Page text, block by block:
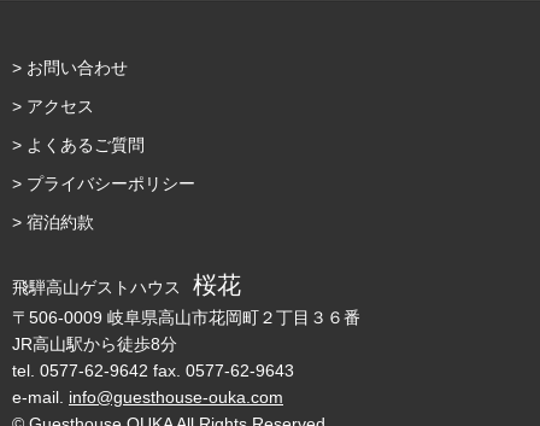
> お問い合わせ
> アクセス
> よくあるご質問
> プライバシーポリシー
> 宿泊約款
飛騨高山ゲストハウス 桜花
〒506-0009 岐阜県高山市花岡町２丁目３６番
JR高山駅から徒歩8分
tel. 0577-62-9642 fax. 0577-62-9643
e-mail. info@guesthouse-ouka.com